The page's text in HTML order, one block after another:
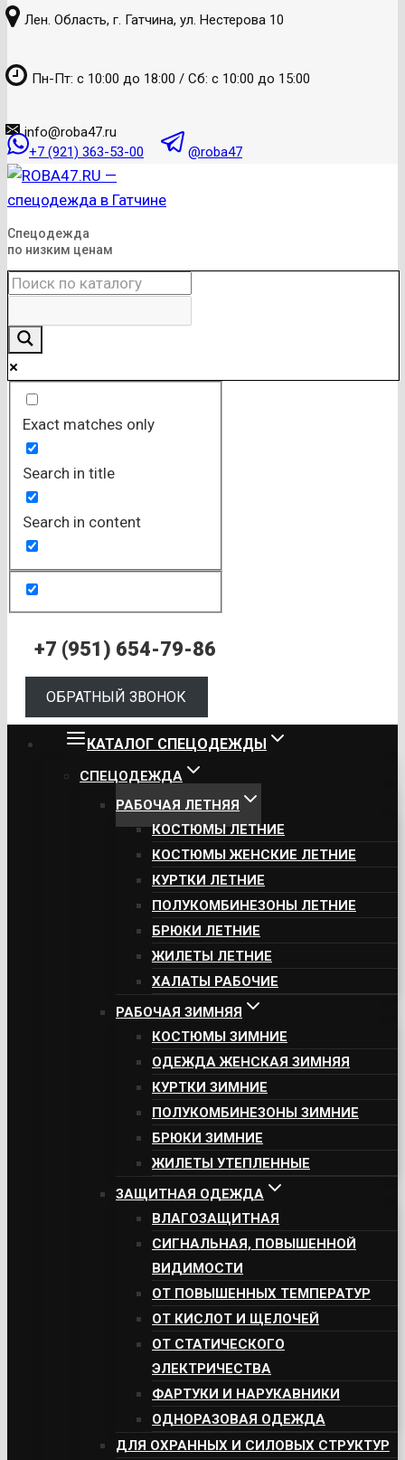
к
Лен. Область, г. Гатчина, ул. Нестерова 10
Пн-Пт: с 10:00 до 18:00 / Сб: с 10:00 до 15:00
info@roba47.ru
+7 (921) 363-53-00
@roba47
Спецодежда
по низким ценам
Exact matches only
Search in title
Search in content
+7 (951) 654-79-86
ОБРАТНЫЙ ЗВОНОК
КАТАЛОГ СПЕЦОДЕЖДЫ
СПЕЦОДЕЖДА
РАБОЧАЯ ЛЕТНЯЯ
КОСТЮМЫ ЛЕТНИЕ
КОСТЮМЫ ЖЕНСКИЕ ЛЕТНИЕ
КУРТКИ ЛЕТНИЕ
ПОЛУКОМБИНЕЗОНЫ ЛЕТНИЕ
БРЮКИ ЛЕТНИЕ
ЖИЛЕТЫ ЛЕТНИЕ
ХАЛАТЫ РАБОЧИЕ
РАБОЧАЯ ЗИМНЯЯ
КОСТЮМЫ ЗИМНИЕ
ОДЕЖДА ЖЕНСКАЯ ЗИМНЯЯ
КУРТКИ ЗИМНИЕ
ПОЛУКОМБИНЕЗОНЫ ЗИМНИЕ
БРЮКИ ЗИМНИЕ
ЖИЛЕТЫ УТЕПЛЕННЫЕ
ЗАЩИТНАЯ ОДЕЖДА
ВЛАГОЗАЩИТНАЯ
СИГНАЛЬНАЯ, ПОВЫШЕННОЙ
ВИДИМОСТИ
ОТ ПОВЫШЕННЫХ ТЕМПЕРАТУР
ОТ КИСЛОТ И ЩЕЛОЧЕЙ
ОТ СТАТИЧЕСКОГО
ЭЛЕКТРИЧЕСТВА
ФАРТУКИ И НАРУКАВНИКИ
ОДНОРАЗОВАЯ ОДЕЖДА
ДЛЯ ОХРАННЫХ И СИЛОВЫХ СТРУКТУР